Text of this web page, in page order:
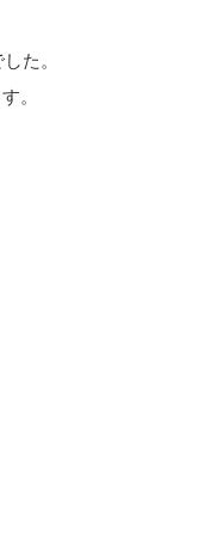
た。
。